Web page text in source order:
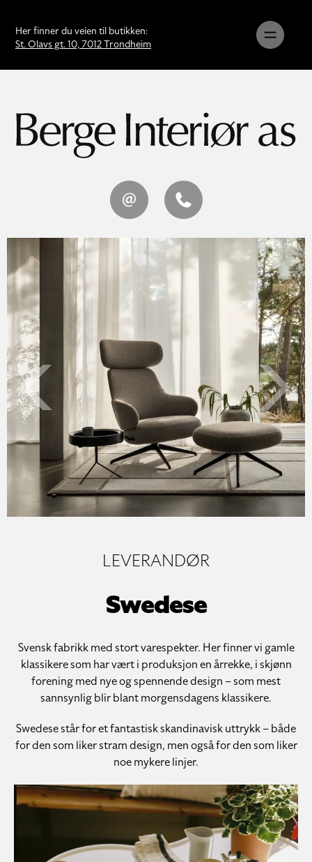
Her finner du veien til butikken:
St. Olavs gt. 10, 7012 Trondheim
LEVERANDØR
Swedese
Svensk fabrikk med stort varespekter. Her finner vi gamle
klassikere som har vært i produksjon en årrekke, i skjønn
forening med nye og spennende design – som mest
sannsynlig blir blant morgensdagens klassikere.
Swedese står for et fantastisk skandinavisk uttrykk – både
for den som liker stram design, men også for den som liker
noe mykere linjer.